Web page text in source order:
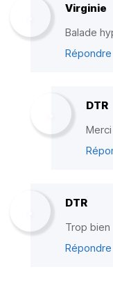
Virginie
Balade
Répondre
DTR
DTR
Trop bien
Répondre